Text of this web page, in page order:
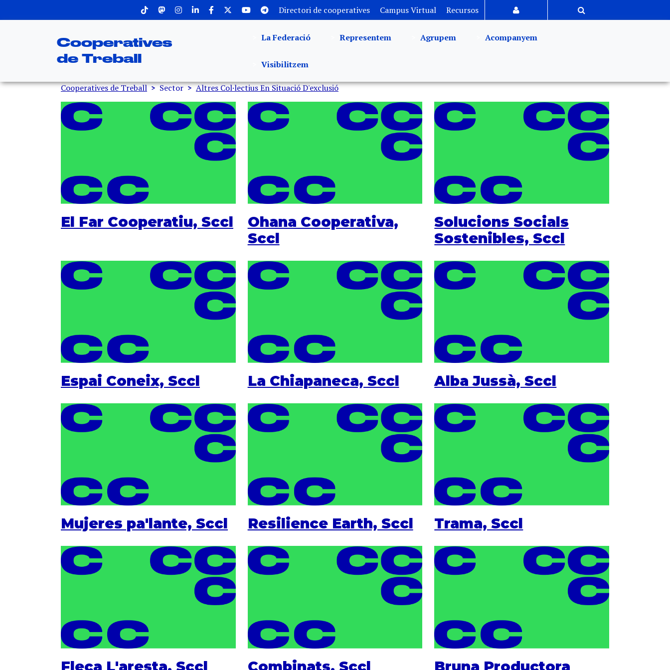
Menu superior Directori de cooperatives Campus Virtual Recursos
Cooperatives
de Treball
La Federació Representem Agrupem Acompanyem
Visibilitzem
Fil d'ariadna
Cooperatives de Treball Sector Altres Col·lectius En Situació D'exclusió
El Far Cooperatiu, Sccl
Ohana Cooperativa,
Sccl
Solucions Socials
Sostenibles, Sccl
Espai Coneix, Sccl La Chiapaneca, Sccl Alba Jussà, Sccl
Mujeres pa'lante, Sccl Resilience Earth, Sccl Trama, Sccl
Fleca L'aresta, Sccl Combinats, Sccl
Bruna Productora